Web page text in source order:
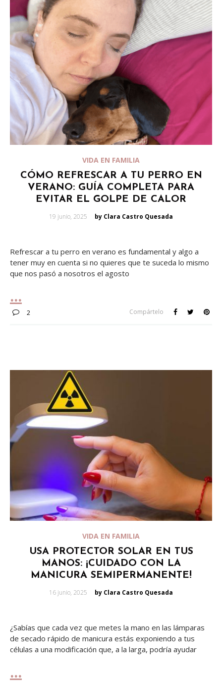
VIDA EN FAMILIA
CÓMO REFRESCAR A TU PERRO EN
VERANO: GUÍA COMPLETA PARA
EVITAR EL GOLPE DE CALOR
Posted
19 junio, 2025 by Clara Castro Quesada
Refrescar a tu perro en verano es fundamental y algo a
tener muy en cuenta si no quieres que te suceda lo mismo
que nos pasó a nosotros el agosto
2 Compártelo
VIDA EN FAMILIA
USA PROTECTOR SOLAR EN TUS
MANOS: ¡CUIDADO CON LA
MANICURA SEMIPERMANENTE!
Posted
16 junio, 2025 by Clara Castro Quesada
¿Sabías que cada vez que metes la mano en las lámparas
de secado rápido de manicura estás exponiendo a tus
células a una modificación que, a la larga, podría ayudar